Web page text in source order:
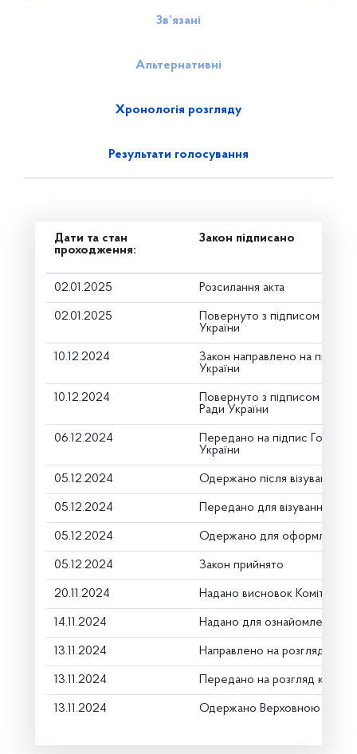
Зв’язані
Альтернативні
Хронологія розгляду
Результати голосування
Дати та стан
проходження:
Закон підписано
02.01.2025 Розсилання акта
02.01.2025
Повернуто з підписом від
України
10.12.2024
Закон направлено на підпис
України
10.12.2024
Повернуто з підписом
Ради України
06.12.2024
Передано на підпис Голові
України
05.12.2024 Одержано після візування
05.12.2024 Передано для візування в
05.12.2024 Одержано для оформлення
05.12.2024 Закон прийнято
20.11.2024 Надано висновок Комітету
14.11.2024 Надано для ознайомлення
13.11.2024 Направлено на розгляд
13.11.2024 Передано на розгляд
13.11.2024 Одержано Верховною Радою